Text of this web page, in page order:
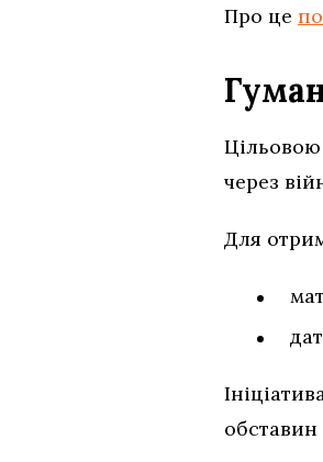
Про це
Цільовою
через
Для
обставин